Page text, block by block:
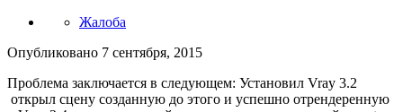
Жалоба
Опубликовано 7 сентября, 2015
Проблема заключается в следующем: Установил Vray 3.2
открыл сцену созданную до этого и успешно отрендеренную